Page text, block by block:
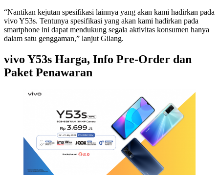
“Nantikan kejutan spesifikasi lainnya yang akan kami hadirkan pada
vivo Y53s. Tentunya spesifikasi yang akan kami hadirkan pada
smartphone ini dapat mendukung segala aktivitas konsumen hanya
dalam satu genggaman,” lanjut Gilang.
vivo Y53s Harga, Info Pre-Order dan
Paket Penawaran